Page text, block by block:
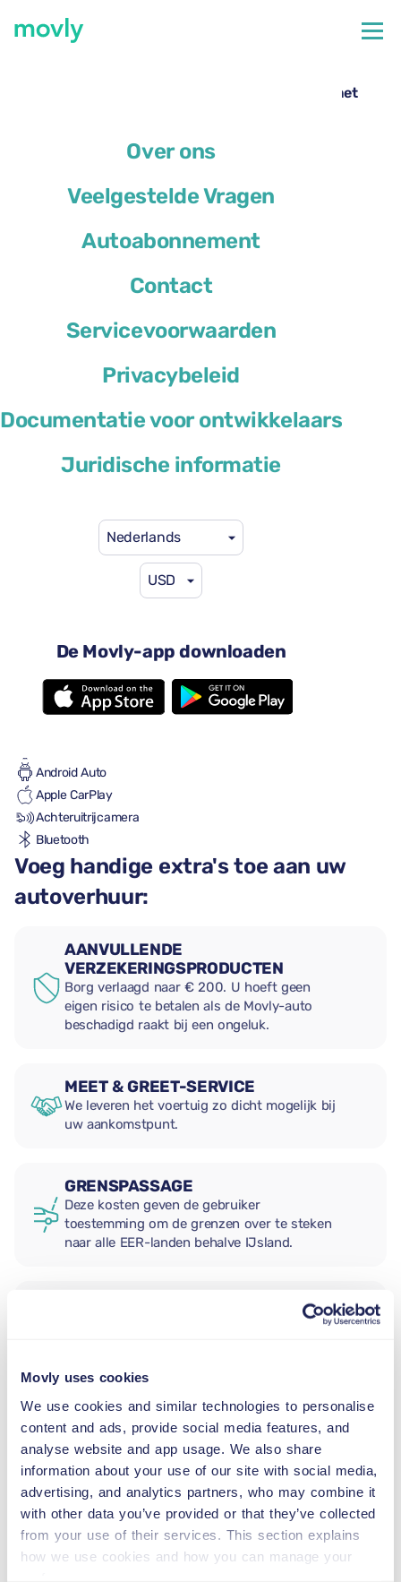
Movly uses cookies
We use cookies and similar technologies to personalise
content and ads, provide social media features, and
analyse website and app usage. We also share
information about your use of our site with social media,
advertising, and analytics partners, who may combine it
with other data you’ve provided or that they’ve collected
from your use of their services. This section explains
how we use cookies and how you can manage your
Over ons
Veelgestelde Vragen
Autoabonnement
Contact
Servicevoorwaarden
Privacybeleid
Documentatie voor ontwikkelaars
Juridische informatie
Nederlands
USD
De Movly-app downloaden
Autoverhuur op Pisa Airport – Renault Arkana met
Renault Arkana
Automatische versnellingsbak
5 zitplaatsen
2 grote koffers
Android Auto
Apple CarPlay
Achteruitrijcamera
Bluetooth
Voeg handige extra's toe aan uw
autoverhuur:
AANVULLENDE
VERZEKERINGSPRODUCTEN
Borg verlaagd naar € 200. U hoeft geen
eigen risico te betalen als de Movly-auto
beschadigd raakt bij een ongeluk.
MEET & GREET-SERVICE
We leveren het voertuig zo dicht mogelijk bij
uw aankomstpunt.
GRENSPASSAGE
Deze kosten geven de gebruiker
toestemming om de grenzen over te steken
naar alle EER-landen behalve IJsland.
BABY AUTOSTOEL
2,5–13 kg
PEUTER AUTOSTOEL
VERHOOGD KINDERZITJE
15–36 kg